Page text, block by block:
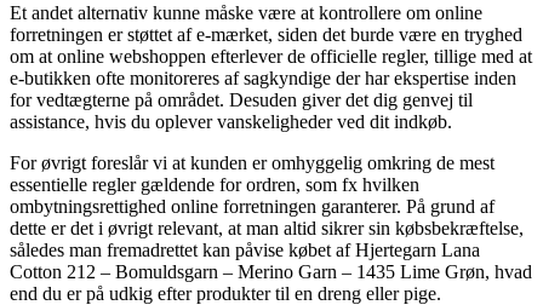
Et andet alternativ kunne måske være at kontrollere om online
forretningen er støttet af e-mærket, siden det burde være en tryghed
om at online webshoppen efterlever de officielle regler, tillige med at
e-butikken ofte monitoreres af sagkyndige der har ekspertise inden
for vedtægterne på området. Desuden giver det dig genvej til
assistance, hvis du oplever vanskeligheder ved dit indkøb.
For øvrigt foreslår vi at kunden er omhyggelig omkring de mest
essentielle regler gældende for ordren, som fx hvilken
ombytningsrettighed online forretningen garanterer. På grund af
dette er det i øvrigt relevant, at man altid sikrer sin købsbekræftelse,
således man fremadrettet kan påvise købet af Hjertegarn Lana
Cotton 212 – Bomuldsgarn – Merino Garn – 1435 Lime Grøn, hvad
end du er på udkig efter produkter til en dreng eller pige.